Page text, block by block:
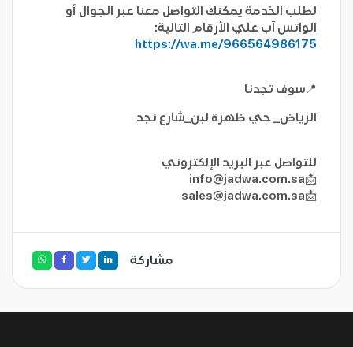
لطلب الخدمة يمكنك التواصل معنا عبر الجوال أو
الواتس آب علي الأرقام التالية:
https://wa.me/966564986175
📍سوف تجدنا
الرياض_ حي ظهرة لبن_شارع نجد
للتواصل عبر البريد الإلكتروني
📩
info@jadwa.com.sa
📩
sales@jadwa.com.sa
مشاركة